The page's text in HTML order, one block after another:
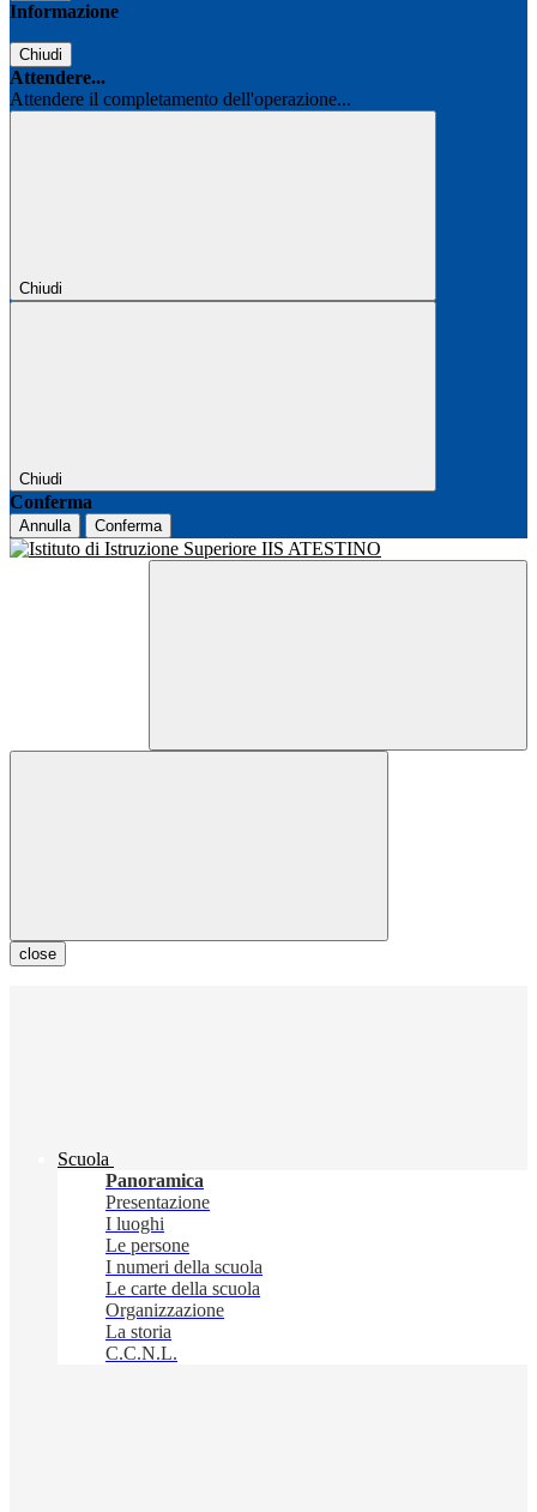
Informazione
Chiudi
Attendere...
Attendere il completamento dell'operazione...
Chiudi
Chiudi
Conferma
Annulla Conferma
close
Scuola
Panoramica
Presentazione
I luoghi
Le persone
I numeri della scuola
Le carte della scuola
Organizzazione
La storia
C.C.N.L.